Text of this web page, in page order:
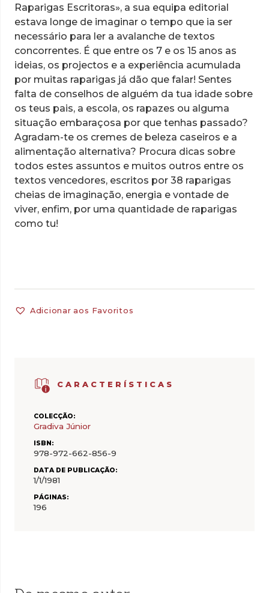
CARACTERÍSTICAS
COLECÇÃO:
Gradiva Júnior
ISBN:
978-972-662-856-9
DATA DE PUBLICAÇÃO:
1/1/1981
PÁGINAS:
196
Raparigas Escritoras», a sua equipa editorial
estava longe de imaginar o tempo que ia ser
necessário para ler a avalanche de textos
concorrentes. É que entre os 7 e os 15 anos as
ideias, os projectos e a experiência acumulada
por muitas raparigas já dão que falar! Sentes
falta de conselhos de alguém da tua idade sobre
os teus pais, a escola, os rapazes ou alguma
situação embaraçosa por que tenhas passado?
Agradam-te os cremes de beleza caseiros e a
alimentação alternativa? Procura dicas sobre
todos estes assuntos e muitos outros entre os
textos vencedores, escritos por 38 raparigas
cheias de imaginação, energia e vontade de
viver, enfim, por uma quantidade de raparigas
como tu!
Adicionar aos Favoritos